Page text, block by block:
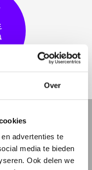
Over
advertenties te
media te bieden
Ook delen we
vergaderlocatiesvoor